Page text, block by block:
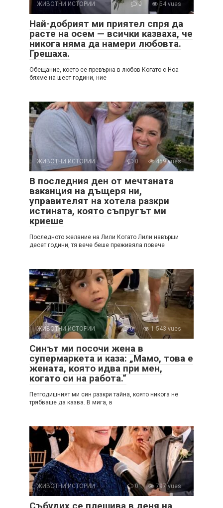
ЖИВОТНИ ИСТОРИИ 0 54 vues
Най-добрият ми приятел спря да
расте на осем — всички казваха, че
никога няма да намери любовта.
Грешаха.
Обещание, което се превърна в любов Когато с Ноа
бяхме на шест години, ние
ЖИВОТНИ ИСТОРИИ 0 459 vues
В последния ден от мечтаната
ваканция на дъщеря ни,
управителят на хотела разкри
истината, която съпругът ми
криеше
Последното желание на Лили Когато Лили навърши
десет години, тя вече беше преживяла повече
ЖИВОТНИ ИСТОРИИ 0 1 543 vues
Синът ми посочи жена в
супермаркета и каза: „Мамо, това е
жената, която идва при мен,
когато си на работа.“
Петгодишният ми син разкри тайна, която никога не
трябваше да казва. В мига, в
ЖИВОТНИ ИСТОРИИ 0 797 vues